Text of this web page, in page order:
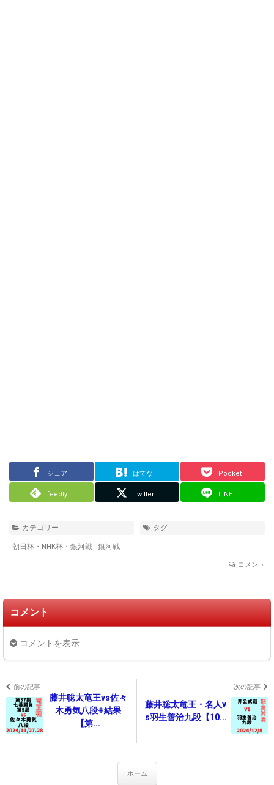
シェア はてな Pocket
feedly Twitter LINE
カテゴリー
朝日杯・NHK杯・銀河戦 - 銀河戦
タグ
コメント
コメント
コメントを表示
前の記事
藤井聡太竜王vs佐々
木勇気八段※結果
【第...
次の記事
藤井聡太竜王・名人v
s羽生善治九段【10...
ホーム